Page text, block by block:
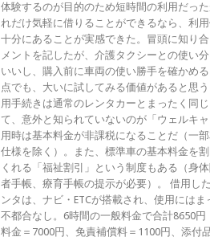
体験するのが目的のため短時間の利用だった
れだけ気軽に借りることができるなら、利
十分にあることが実感できた。冒頭に知り
メントを記したが、介護タクシーとの使い
いいし、購入前に車両の使い勝手を確かめる
点でも、大いに試してみる価値があると思
用手続きは通常のレンタカーとまったく同
て、意外と知られていないのが「ウェルキャ
用時は基本料金が非課税になることだ（一部
仕様を除く）。また、標準車の基本料金を
くれる「福祉割引」という制度もある（身
者手帳、療育手帳の提示が必要）。 借用し
ンタは、ナビ・ETCが搭載され、使用にはま
不都合なし。6時間の一般料金で合計8650円
料金＝7000円、免責補償料＝1100円、添付